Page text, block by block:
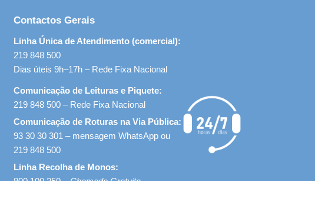
Contactos Gerais
Linha Única de Atendimento (comercial):
219 848 500
Dias úteis 9h–17h – Rede Fixa Nacional
Comunicação de Leituras e Piquete:
219 848 500 – Rede Fixa Nacional
Comunicação de Roturas na Via Pública:
93 30 30 301 – mensagem WhatsApp ou
219 848 500
Linha Recolha de Monos:
800 100 250 –Chamada Gratuita